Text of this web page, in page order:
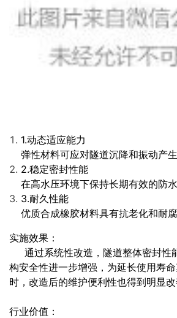
1.动态适应能力
弹性材料可应对隧道沉降和振动产
2.稳定密封性能
在高水压环境下保持长期有效的防
3.耐久性能
优质合成橡胶材料具有抗老化和耐
实施效果：
通过系统性改造，隧道整体密封性
构安全性进一步增强，为延长使用寿
时，改造后的维护便利性也得到明显改
行业价值：